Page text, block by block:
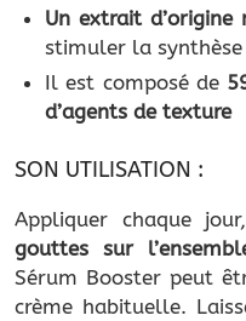
Un extrait d’origine
stimuler la synthèse
Il est composé de
d’agents de texture
SON UTILISATION :
Appliquer chaque
gouttes sur
Sérum Booster peut
crème habituelle.